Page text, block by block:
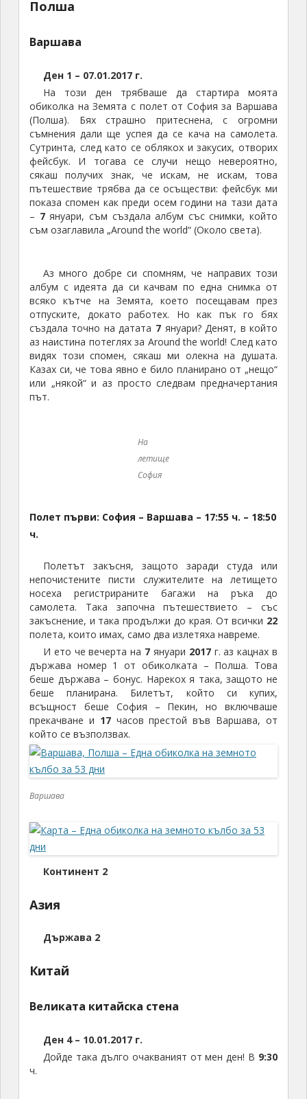
Полша
Варшава
Ден 1 – 07.01.2017 г.
На този ден трябваше да стартира моята
обиколка на Земята с полет от София за Варшава
(Полша). Бях страшно притеснена, с огромни
съмнения дали ще успея да се кача на самолета.
Сутринта, след като се облякох и закусих, отворих
фейсбук. И тогава се случи нещо невероятно,
сякаш получих знак, че искам, не искам, това
пътешествие трябва да се осъществи: фейсбук ми
показа спомен как преди осем години на тази дата
– 7януари, съм създала албум със снимки, който
съм озаглавила „Around the world“ (Около света).
Аз много добре си спомням, че направих този
албум с идеята да си качвам по една снимка от
всяко кътче на Земята, което посещавам през
отпуските, докато работех. Но как пък го бях
създала точно на датата 7 януари? Денят, в който
аз наистина потеглях за Around the world! След като
видях този спомен, сякаш ми олекна на душата.
Казах си, че това явно е било планирано от „нещо“
или „някой“ и аз просто следвам предначертания
път.
ч.
непочистените писти служителите на летището
носеха регистрираните багажи на ръка до
самолета. Така започна пътешествието – със
закъснение, и така продължи до края. От всички22
полета, които имах, само два излетяха навреме.
И ето че вечерта на7 януари2017г. аз кацнах в
държава номер 1 от обиколката – Полша. Това
беше държава – бонус. Нарекох я така, защото не
беше планирана. Билетът, който си купих,
всъщност беше София – Пекин, но включваше
прекачване и17
часов престой във Варшава, от
който се възползвах.
Варшава
Континент 2
Дойде така дълго очакваният от мен ден! В